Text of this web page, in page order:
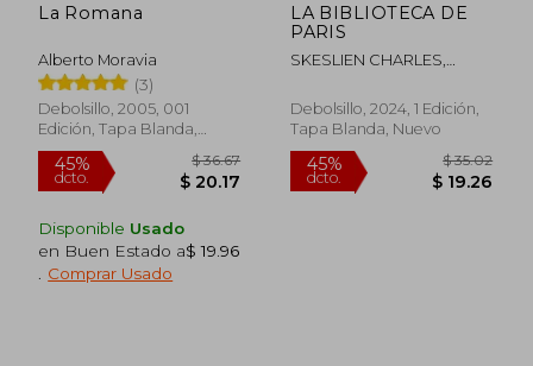
La Romana
Alberto Moravia
(3)
Debolsillo, 2005, 001
Edición, Tapa Blanda,
Nuevo
Disponible Usado
en Buen Estado a$ 19.96
Comprar Usado
LA BIBLIOTECA DE
PARIS
SKESLIEN CHARLES,
Debolsillo, 2024, 1 Edición,
Tapa Blanda, Nuevo